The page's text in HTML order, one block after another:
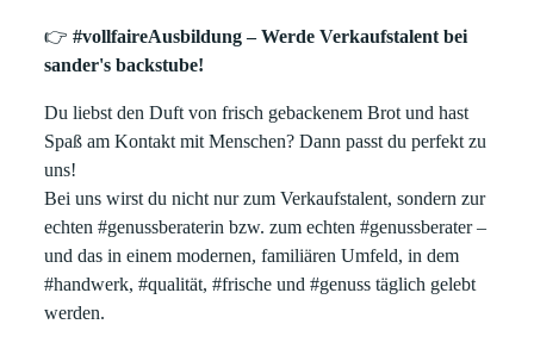
👉#vollfaireAusbildung – Werde Verkaufstalent bei
sander's backstube!
Du liebst den Duft von frisch gebackenem Brot und hast
Spaß am Kontakt mit Menschen? Dann passt du perfekt zu
uns!
Bei uns wirst du nicht nur zum Verkaufstalent, sondern zur
echten #genussberaterin bzw. zum echten #genussberater –
und das in einem modernen, familiären Umfeld, in dem
#handwerk, #qualität, #frische und #genuss täglich gelebt
werden.